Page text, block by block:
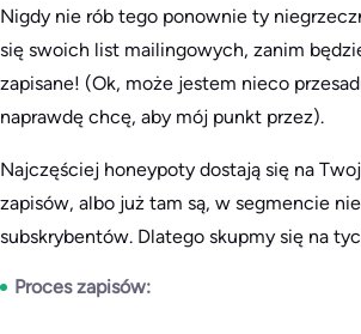
Nigdy nie rób tego ponownie ty
się swoich list mailingowych, zanim
zapisane! (Ok, może jestem nieco
naprawdę chcę, aby mój punkt przez).
Najczęściej honeypoty dostają się na
zapisów, albo już tam są, w segmencie
subskrybentów. Dlatego skupmy się na
Proces zapisów: